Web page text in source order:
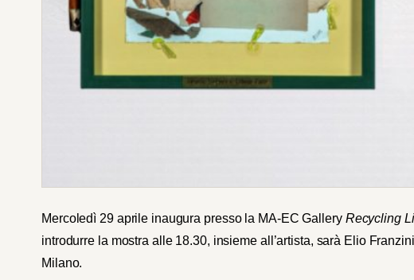
Mercoledì 29 aprile inaugura presso la MA-EC Gallery Recycling
introdurre la mostra alle 18.30, insieme all’artista, sarà Elio
Milano.